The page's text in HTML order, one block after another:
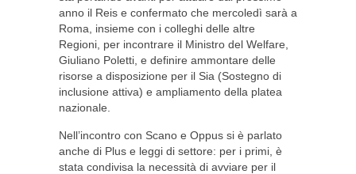
anno il Reis e confermato che mercoledì sarà a
Roma, insieme con i colleghi delle altre
Regioni, per incontrare il Ministro del Welfare,
Giuliano Poletti, e definire ammontare delle
risorse a disposizione per il Sia (Sostegno di
inclusione attiva) e ampliamento della platea
nazionale.
Nell’incontro con Scano e Oppus si è parlato
anche di Plus e leggi di settore: per i primi, è
stata condivisa la necessità di avviare per il